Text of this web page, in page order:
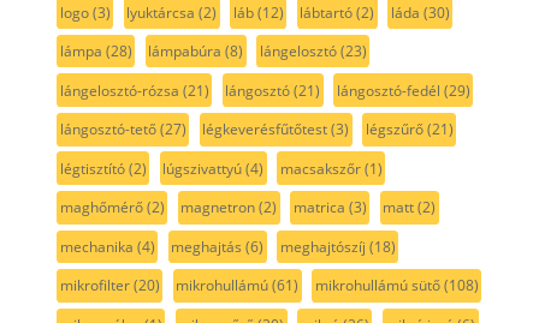
logo(3) lyuktárcsa (2) láb(12) lábtartó(2) láda (30)
lámpa (28) lámpabúra (8) lángelosztó(23)
lángelosztó-rózsa (21) lángosztó(21) lángosztó-fedél (29)
lángosztó-tető(27) légkeverésfűtőtest(3) légszűrő(21)
légtisztító(2) lúgszivattyú(4) macsakszőr(1)
maghőmérő(2) magnetron(2) matrica (3) matt(2)
mechanika (4) meghajtás (6) meghajtószíj (18)
mikrofilter(20) mikrohullámú(61) mikrohullámú sütő(108)